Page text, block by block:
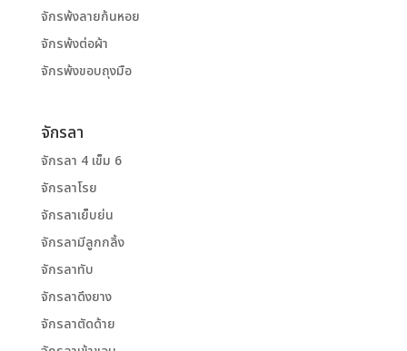
จักรพ้งลายก้นหอย
จักรพ้งต่อผ้า
จักรพ้งขอบถุงมือ
จักรลา
จักรลา 4 เข็ม 6
จักรลาโรย
จักรลาเย็บย่น
จักรลามีลูกกลิ้ง
จักรลาทับ
จักรลาดึงยาง
จักรลาตัดด้าย